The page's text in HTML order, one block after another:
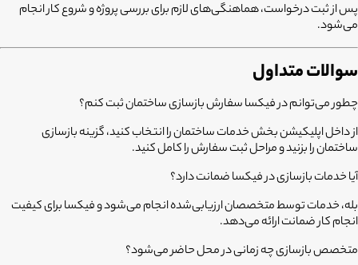
پس از ثبت درخواست، هماهنگی‌های لازم برای بررسی پروژه و شروع کار انجام
می‌شود.
سوالات متداول
چطور می‌توانم در فیکسا سفارش بازسازی ساختمان ثبت کنم؟
از داخل اپلیکیشن بخش خدمات ساختمان را انتخاب کنید، گزینه بازسازی
ساختمان را بزنید و مراحل ثبت سفارش را کامل کنید.
آیا خدمات بازسازی در فیکسا ضمانت دارد؟
بله، خدمات توسط متخصصان ارزیابی‌شده انجام می‌شود و فیکسا برای کیفیت
انجام کار ضمانت ارائه می‌دهد.
متخصص بازسازی چه زمانی در محل حاضر می‌شود؟